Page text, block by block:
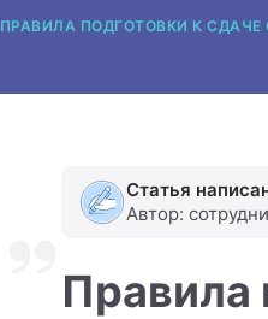
ПРАВИЛА ПОДГОТОВКИ К
Статья
Автор:
Правила